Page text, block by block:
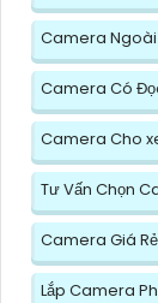
Camera
Camera Có
Camera Cho
Tư Vấn Chọn
Camera Giá
Lắp Camera